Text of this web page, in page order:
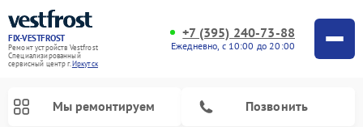
FIX-VESTFROST
Ремонт устройств Vestfrost
Специализированный
cервисный центр г.Иркутск
+7 (395) 240-73-88
Ежедневно, с 10:00 до 20:00
Мы ремонтируем Позвонить